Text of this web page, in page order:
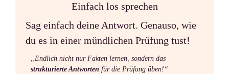
Einfach los sprechen
Sag einfach deine Antwort. Genauso, wie
du es in einer mündlichen Prüfung tust!
„Endlich nicht nur Fakten lernen, sondern das
strukturierte Antworten für die Prüfung üben!“